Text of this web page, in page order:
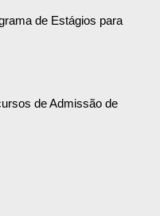
de Estágios para
de Admissão de